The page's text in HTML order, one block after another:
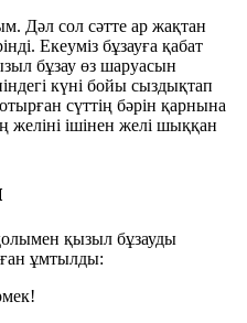
Дәл сол сәтте ар жақтан
Екеуміз бұзауға қабат
бұзау өз шаруасын
күні бойы сыздықтап
сүттің бәрін қарнына
ішінен желі шыққан
қызыл бұзауды
ұмтылды: